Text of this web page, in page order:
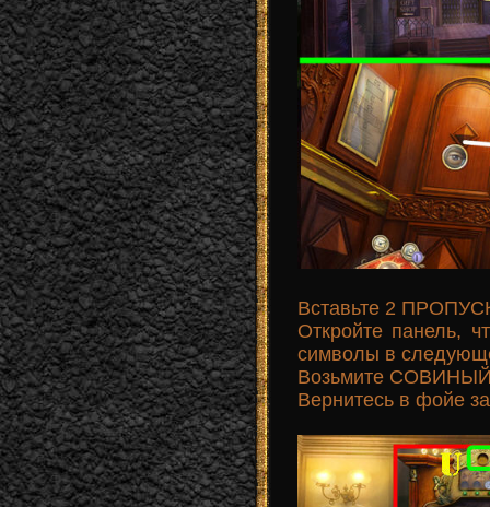
Вставьте 2
Откройте панель,
символы в
Возьмите
Вернитесь в фойе